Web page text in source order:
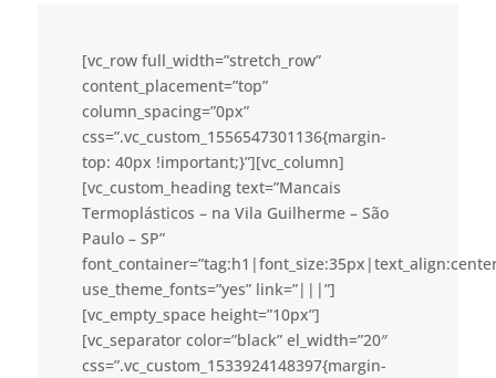
[vc_row full_width=”stretch_row”
content_placement=”top”
column_spacing=”0px”
css=”.vc_custom_1556547301136{margin-
top: 40px !important;}”][vc_column]
[vc_custom_heading text=”Mancais
Termoplásticos – na Vila Guilherme – São
Paulo – SP”
use_theme_fonts=”yes” link=”|||”]
[vc_empty_space height=”10px”]
[vc_separator color=”black” el_width=”20″
css=”.vc_custom_1533924148397{margin-